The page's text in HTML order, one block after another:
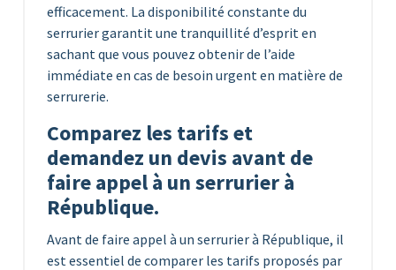
efficacement. La disponibilité constante du
serrurier garantit une tranquillité d’esprit en
sachant que vous pouvez obtenir de l’aide
immédiate en cas de besoin urgent en matière de
serrurerie.
Comparez les tarifs et
demandez un devis avant de
faire appel à un serrurier à
République.
Avant de faire appel à un serrurier à République, il
est essentiel de comparer les tarifs proposés par